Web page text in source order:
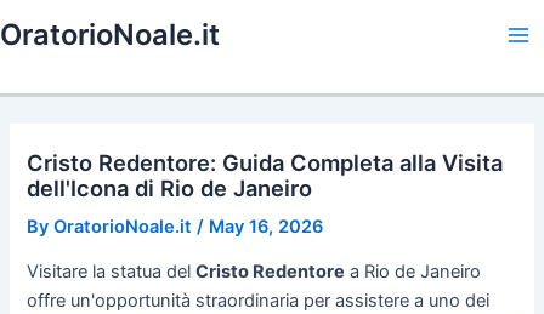
to
OratorioNoale.it
Cristo Redentore: Guida Completa alla Visita
dell'Icona di Rio de Janeiro
ByOratorioNoale.it / May 16, 2026
Visitare la statua delCristo Redentore a Rio de Janeiro
offre un'opportunità straordinaria per assistere a uno dei